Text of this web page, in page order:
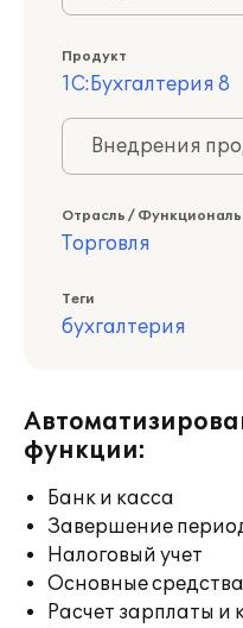
Продукт
1С:Бухгалтерия 8
Внедрения
Отрасль /
Торговля
Теги
бухгалтерия
функции:
Банк и касса
Завершение
Налоговый учет
Основные средства
Расчет зарплаты и